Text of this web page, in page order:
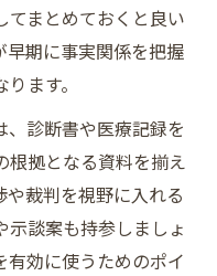
てまとめておくと良い
早期に事実関係を把握
ます。
、診断書や医療記録を
根拠となる資料を揃え
裁判を視野に入れる
談案も持参しましょ
有効に使うためのポイ